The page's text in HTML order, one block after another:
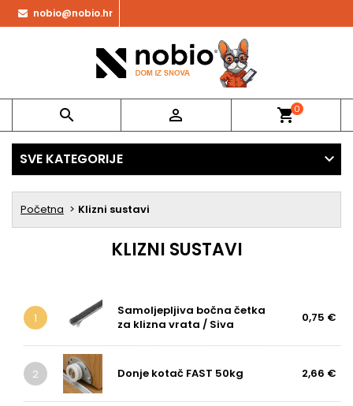
nobio@nobio.hr
  shopping_cart0
SVE KATEGORIJE
Početna Klizni sustavi
KLIZNI SUSTAVI
1
Samoljepljiva bočna četka
za klizna vrata / Siva
0,75 €
2 Donje kotač FAST 50kg 2,66 €